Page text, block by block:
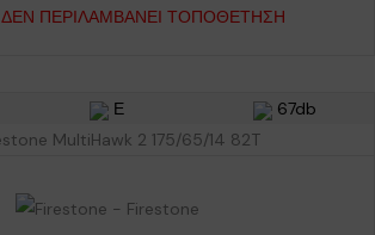
ΠΕΡΙΛΑΜΒΆΝΕΙ ΤΟΠΟΘΈΤΗΣΗ
Ε 67db